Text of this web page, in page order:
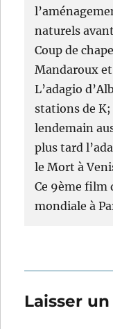
naturels
Coup de
Mandaroux
L’adagio
stations de
lendemain
plus tard
le Mort à
Ce 9ème film
mondiale à
Laisser